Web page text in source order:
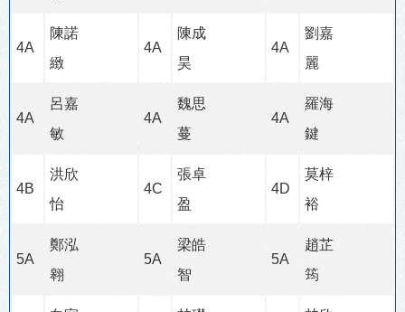
4A
陳諾
緻
4A
陳成
昊
4A
劉嘉
麗
4A
呂嘉
敏
4A
魏思
蔓
4A
羅海
鍵
4B
洪欣
怡
4C
張卓
盈
4D
莫梓
裕
5A
鄭泓
翱
5A
梁皓
智
5A
趙芷
筠